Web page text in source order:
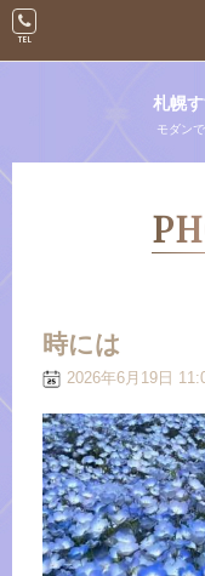
札幌
モダン
時には
2026年6月19日